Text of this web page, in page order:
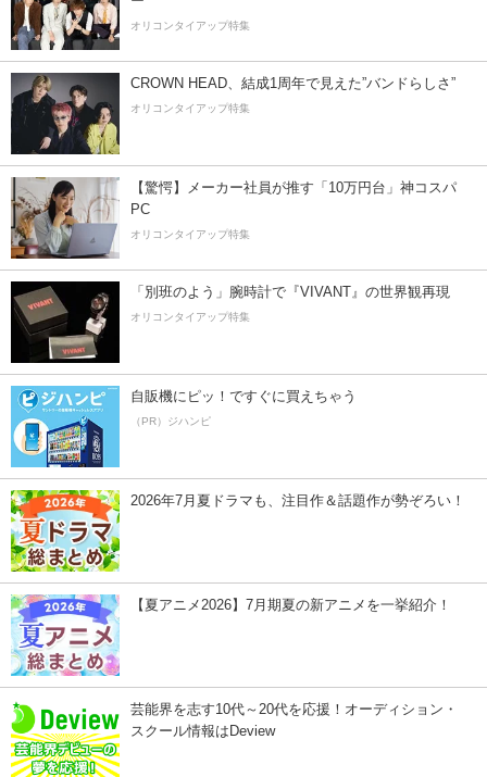
オリコンタイアップ特集
CROWN HEAD、結成1周年で見えた”バンドらしさ”
オリコンタイアップ特集
【驚愕】メーカー社員が推す「10万円台」神コスパ
PC
オリコンタイアップ特集
「別班のよう」腕時計で『VIVANT』の世界観再現
オリコンタイアップ特集
自販機にピッ！ですぐに買えちゃう
（PR）ジハンピ
2026年7月夏ドラマも、注目作＆話題作が勢ぞろい！
【夏アニメ2026】7月期夏の新アニメを一挙紹介！
芸能界を志す10代～20代を応援！オーディション・
スクール情報はDeview